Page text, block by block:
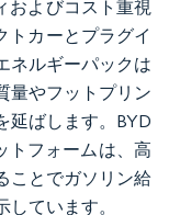
およびコスト重視
トカーとプラグイ
ネルギーパックは
量やフットプリン
延ばします。BYD
トフォームは、高
ことでガソリン給
ています。